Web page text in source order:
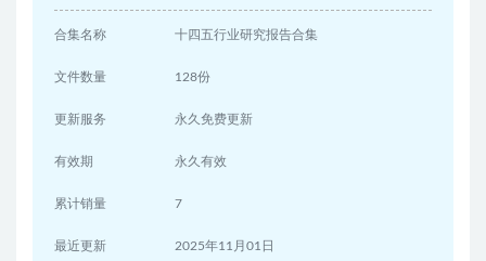
合集名称 十四五行业研究报告合集
文件数量 128份
更新服务 永久免费更新
有效期 永久有效
累计销量 7
最近更新 2025年11月01日